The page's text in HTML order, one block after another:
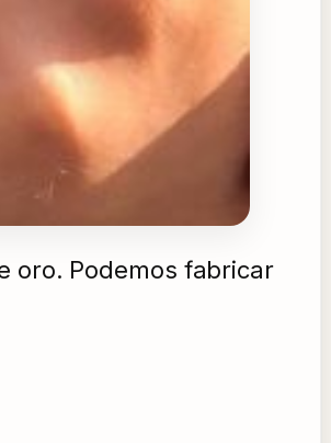
oro. Podemos fabricar